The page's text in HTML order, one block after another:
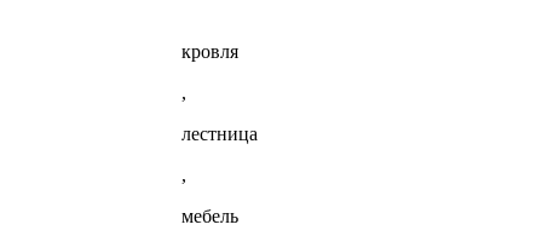
кровля
,
лестница
,
мебель